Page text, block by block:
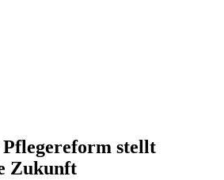
stellt
Zukunft